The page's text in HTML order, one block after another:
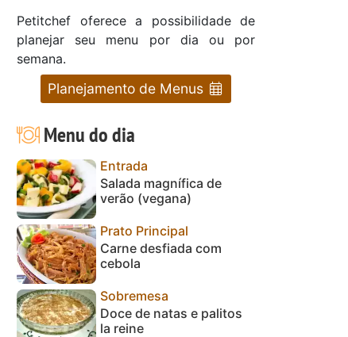
Petitchef oferece a possibilidade de
planejar seu menu por dia ou por
semana.
Planejamento de Menus
Menu do dia
Entrada
Salada magnífica de
verão (vegana)
Prato Principal
Carne desfiada com
cebola
Sobremesa
Doce de natas e palitos
la reine